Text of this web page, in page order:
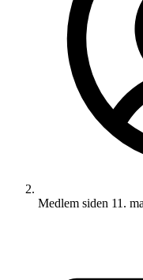
Medlem siden 11.